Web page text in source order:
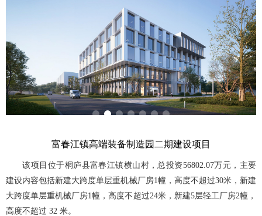
富春江镇高端装备制造园二期建设项目
该项目位于桐庐县富春江镇横山村，总投资56802.07万元，主要
建设内容包括新建大跨度单层重机械厂房1幢，高度不超过30米，新建
大跨度单层重机械厂房1幢，高度不超过24米，新建5层轻工厂房2幢，
高度不超过 32 米。